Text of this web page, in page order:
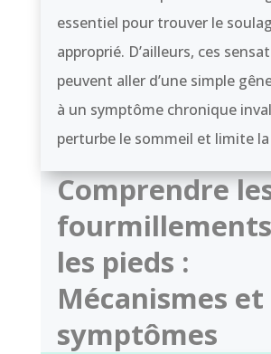
essentiel pour trouver le
approprié. D’ailleurs, ces
peuvent aller d’une simple
à un symptôme chronique
perturbe le sommeil et limite
Comprendre
les pieds :
Mécanismes et
symptômes